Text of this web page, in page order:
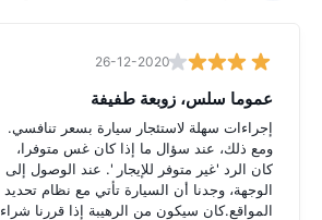
26-12-2020
عموما سلس، زوبعة طفيفة
إجراءات سهلة لاستئجار سيارة بسعر تنافسي.
ومع ذلك، عند سؤال ما إذا كان غس متوفرا،
كان الرد 'غير متوفر للإيجار '. عند الوصول إلى
الوجهة، وجدنا أن السيارة تأتي مع نظام تحديد
المواقع.كان سيكون من الرهيبة إذا قررنا شراء